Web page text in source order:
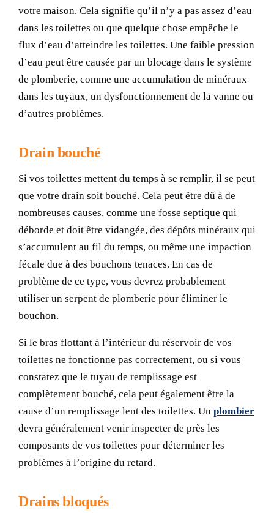
votre maison. Cela signifie qu’il n’y a pas assez d’eau
dans les toilettes ou que quelque chose empêche le
flux d’eau d’atteindre les toilettes. Une faible pression
d’eau peut être causée par un blocage dans le système
de plomberie, comme une accumulation de minéraux
dans les tuyaux, un dysfonctionnement de la vanne ou
d’autres problèmes.
Drain bouché
Si vos toilettes mettent du temps à se remplir, il se peut
que votre drain soit bouché. Cela peut être dû à de
nombreuses causes, comme une fosse septique qui
déborde et doit être vidangée, des dépôts minéraux qui
s’accumulent au fil du temps, ou même une impaction
fécale due à des bouchons tenaces. En cas de
problème de ce type, vous devrez probablement
utiliser un serpent de plomberie pour éliminer le
bouchon.
Si le bras flottant à l’intérieur du réservoir de vos
toilettes ne fonctionne pas correctement, ou si vous
constatez que le tuyau de remplissage est
complètement bouché, cela peut également être la
cause d’un remplissage lent des toilettes. Un plombier
devra généralement venir inspecter de près les
composants de vos toilettes pour déterminer les
problèmes à l’origine du retard.
Drains bloqués